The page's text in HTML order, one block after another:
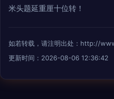
米头题延重厘十位转！
如若转载，请注明出处：http://
更新时间：2026-08-06 12:36:42